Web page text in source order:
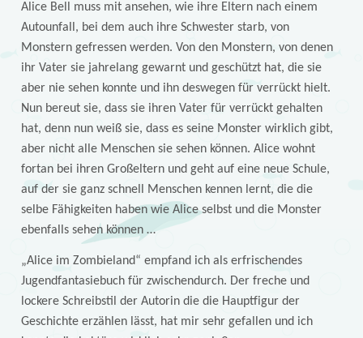
Alice Bell muss mit ansehen, wie ihre Eltern nach einem
Autounfall, bei dem auch ihre Schwester starb, von
Monstern gefressen werden. Von den Monstern, von denen
ihr Vater sie jahrelang gewarnt und geschützt hat, die sie
aber nie sehen konnte und ihn deswegen für verrückt hielt.
Nun bereut sie, dass sie ihren Vater für verrückt gehalten
hat, denn nun weiß sie, dass es seine Monster wirklich gibt,
aber nicht alle Menschen sie sehen können. Alice wohnt
fortan bei ihren Großeltern und geht auf eine neue Schule,
auf der sie ganz schnell Menschen kennen lernt, die die
selbe Fähigkeiten haben wie Alice selbst und die Monster
ebenfalls sehen können …
„Alice im Zombieland“ empfand ich als erfrischendes
Jugendfantasiebuch für zwischendurch. Der freche und
lockere Schreibstil der Autorin die die Hauptfigur der
Geschichte erzählen lässt, hat mir sehr gefallen und ich